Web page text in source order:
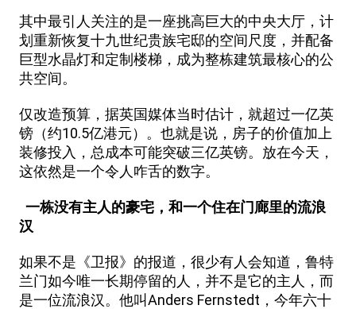
其中最引人关注的是一座挑高巨大的中央大厅，计
划重新恢复十九世纪贵族宅邸的空间尺度，并配备
巨型水晶灯和定制楼梯，成为整栋建筑最核心的公
共空间。
仅改造预算，据英国媒体当时估计，就超过一亿英
镑（约10.5亿港元）。也就是说，房子的价值加上
装修投入，总成本可能突破三亿英镑。放在今天，
这依然是一个令人咋舌的数字。
一栋没有主人的豪宅，和一个住在门廊里的流浪
汉
如果不是《卫报》的报道，很少有人会知道，鲁特
兰门如今唯一长期停留的人，并不是它的主人，而
是一位流浪汉。他叫Anders Fernstedt，今年六十